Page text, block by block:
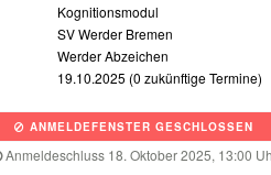
Kognitionsmodul
SV Werder Bremen
Werder Abzeichen
19.10.2025 (0 zukünftige Termine)
ANMELDEFENSTER GESCHLOSSEN
Anmeldeschluss 18. Oktober 2025, 13:00